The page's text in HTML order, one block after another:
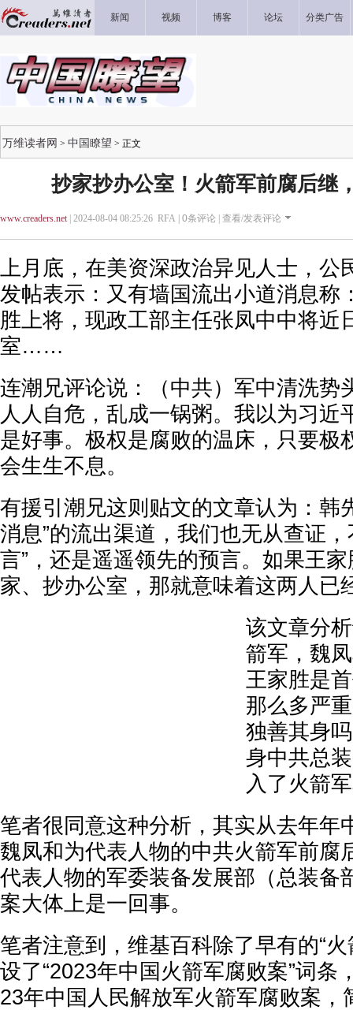
新闻 视频 博客 论坛 分类广告
万维读者网 > 中国瞭望 > 正文
抄家抄办公室！火箭军前腐后继
www.creaders.net| 2024-08-04 08:25:26 RFA | 0条评论 | 查看/发表评论
上月底，在美资深政治异见人士，公
发帖表示：又有墙国流出小道消息称
胜上将，现政工部主任张凤中中将近
室……
连潮兄评论说：（中共）军中清洗势
人人自危，乱成一锅粥。我以为习近
是好事。极权是腐败的温床，只要极
会生生不息。
有援引潮兄这则贴文的文章认为：韩
消息”的流出渠道，我们也无从查证
言”，还是遥遥领先的预言。如果王
家、抄办公室，那就意味着这两人已
该文章分
箭军，魏
王家胜是
那么多严
独善其身
身中共总
入了火箭
笔者很同意这种分析，其实从去年年
魏凤和为代表人物的中共火箭军前腐
代表人物的军委装备发展部（总装备
案大体上是一回事。
笔者注意到，维基百科除了早有的“
设了“2023年中国火箭军腐败案”词条
23年中国人民解放军火箭军腐败案，